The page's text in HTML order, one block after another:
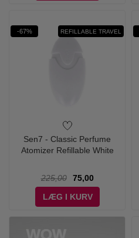
-67% REFILLABLE TRAVEL
Sen7 - Classic Perfume
Atomizer Refillable White
225,00
75,00
LÆG I KURV